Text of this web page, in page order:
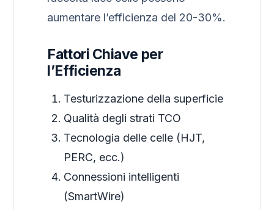
aumentare l’efficienza del 20-30%.
Fattori Chiave per
l’Efficienza
Testurizzazione della superficie
Qualità degli strati TCO
Tecnologia delle celle (HJT,
PERC, ecc.)
Connessioni intelligenti
(SmartWire)